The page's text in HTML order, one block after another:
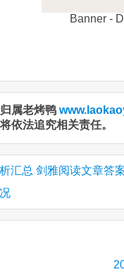
属老烤鸭
依法追究相关责任。
汇总 剑雅阅读文章答